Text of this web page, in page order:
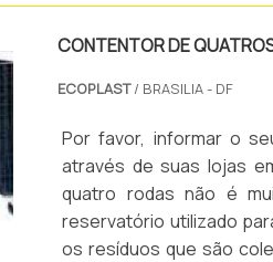
CONTENTOR DE
ECOPLAST/ BRASILIA - DF
Por favor, informar o
através de suas lojas
quatro rodas não é
reservatório utilizado
os resíduos que são